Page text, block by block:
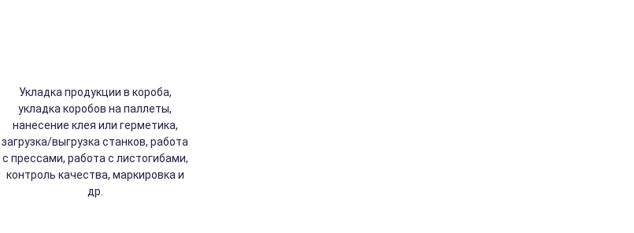
Укладка продукции в короба,
укладка коробов на паллеты,
нанесение клея или герметика,
загрузка/выгрузка станков, работа
с прессами, работа с листогибами,
контроль качества, маркировка и
др.